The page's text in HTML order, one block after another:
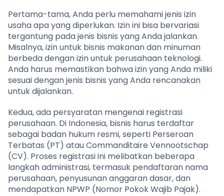
Pertama-tama, Anda perlu memahami jenis izin
usaha apa yang diperlukan. Izin ini bisa bervariasi
tergantung pada jenis bisnis yang Anda jalankan.
Misalnya, izin untuk bisnis makanan dan minuman
berbeda dengan izin untuk perusahaan teknologi.
Anda harus memastikan bahwa izin yang Anda miliki
sesuai dengan jenis bisnis yang Anda rencanakan
untuk dijalankan.
Kedua, ada persyaratan mengenai registrasi
perusahaan. Di Indonesia, bisnis harus terdaftar
sebagai badan hukum resmi, seperti Perseroan
Terbatas (PT) atau Commanditaire Vennootschap
(CV). Proses registrasi ini melibatkan beberapa
langkah administrasi, termasuk pendaftaran nama
perusahaan, penyusunan anggaran dasar, dan
mendapatkan NPWP (Nomor Pokok Wajib Pajak).